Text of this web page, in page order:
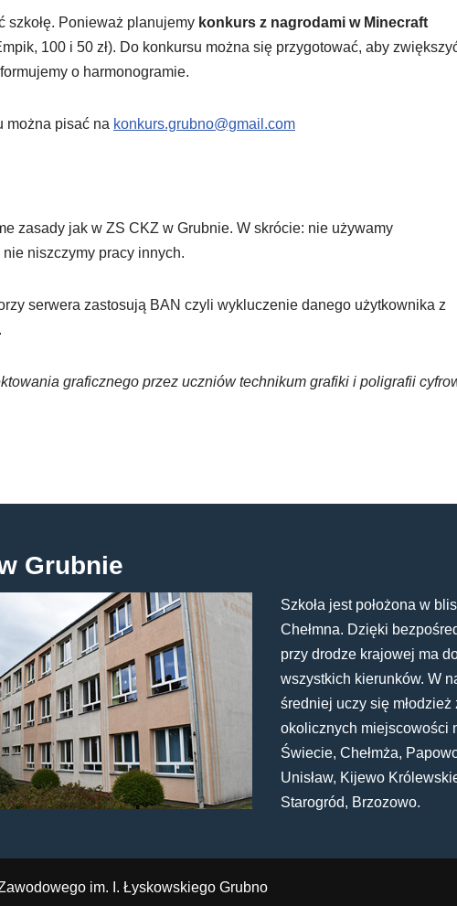
szkołę. Ponieważ planujemy konkurs z nagrodami w Minecraft
100 i 50 zł). Do konkursu można się przygotować, aby
o harmonogramie.
można pisać na konkurs.grubno@gmail.com
zasady jak w ZS CKZ w Grubnie. W skrócie: nie używamy
niszczymy pracy innych.
serwera zastosują BAN czyli wykluczenie danego użytkownika z
graficznego przez uczniów technikum grafiki i poligrafii
Grubnie
Szkoła jest położona w
Chełmna. Dzięki
przy drodze krajowej ma
wszystkich kierunków. W
średniej uczy się młodzież
okolicznych miejscowości
Świecie, Chełmża,
Unisław, Kijewo
Starogród, Brzozowo.
im. I. Łyskowskiego Grubno